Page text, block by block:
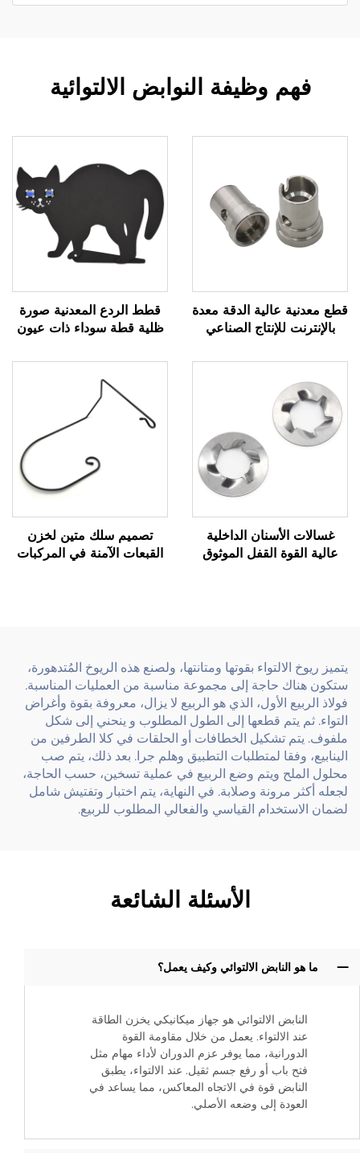
فهم وظيفة النوابض الالتوائية
قطع معدنية عالية الدقة معدة
بالإنترنت للإنتاج الصناعي
قطط الردع المعدنية صورة
ظلية قطة سوداء ذات عيون
غسالات الأسنان الداخلية
عالية القوة القفل الموثوق
تصميم سلك متين لخزن
القبعات الآمنة في المركبات
يتميز ريوخ الالتواء بقوتها ومتانتها، ولصنع هذه الريوخ المُتدهورة،
ستكون هناك حاجة إلى مجموعة مناسبة من العمليات المناسبة.
فولاذ الربيع الأول، الذي هو الربيع لا يزال، معروفة بقوة وأغراض
التواء. ثم يتم قطعها إلى الطول المطلوب و ينحني إلى شكل
ملفوف. يتم تشكيل الخطافات أو الحلقات في كلا الطرفين من
الينابيع، وفقا لمتطلبات التطبيق وهلم جرا. بعد ذلك، يتم صب
محلول الملح ويتم وضع الربيع في عملية تسخين، حسب الحاجة،
لجعله أكثر مرونة وصلابة. في النهاية، يتم اختبار وتفتيش شامل
لضمان الاستخدام القياسي والفعالي المطلوب للربيع.
الأسئلة الشائعة
ما هو النابض الالتوائي وكيف يعمل؟
النابض الالتوائي هو جهاز ميكانيكي يخزن الطاقة
عند الالتواء. يعمل من خلال مقاومة القوة
الدورانية، مما يوفر عزم الدوران لأداء مهام مثل
فتح باب أو رفع جسم ثقيل. عند الالتواء، يطبق
النابض قوة في الاتجاه المعاكس، مما يساعد في
العودة إلى وضعه الأصلي.